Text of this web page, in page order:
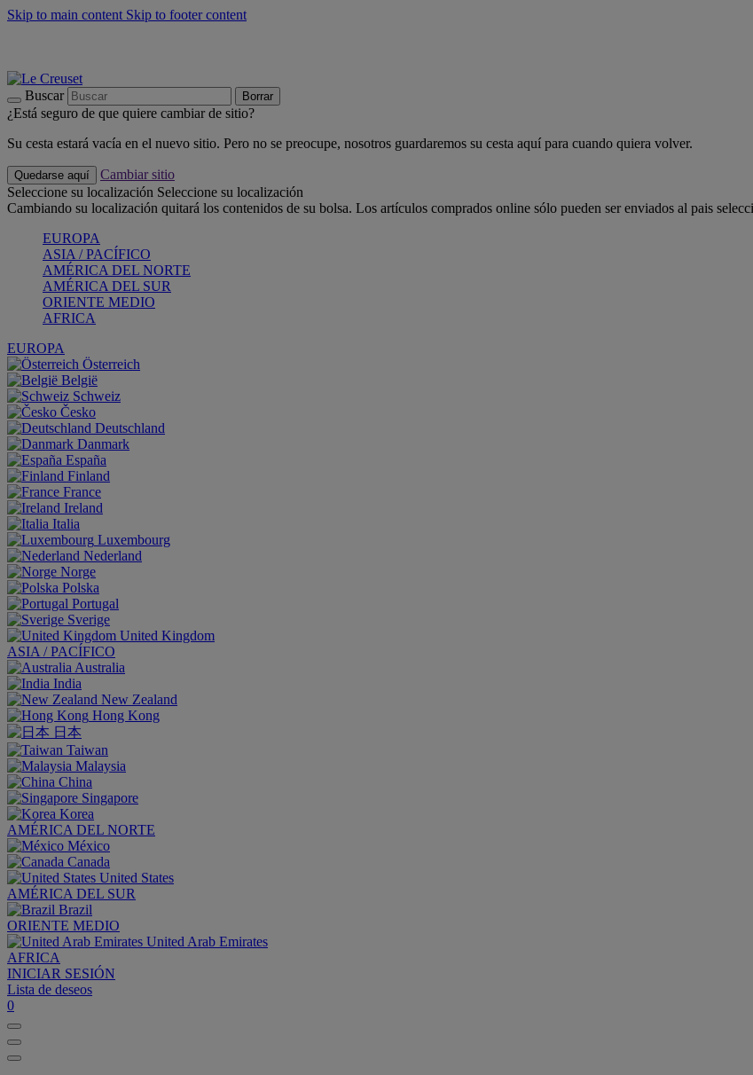
Skip to main content Skip to footer content
Buscar Borrar
¿Está seguro de que quiere cambiar de sitio?
Su cesta estará vacía en el nuevo sitio. Pero no se preocupe, nosotros guardaremos su cesta aquí para cuando quiera volver.
Quedarse aquí
Cambiar sitio
Seleccione su localización Seleccione su localización
Cambiando su localización quitará los contenidos de su bolsa. Los artículos comprados online sólo pueden ser enviados al pais
EUROPA
ASIA / PACÍFICO
AMÉRICA DEL NORTE
AMÉRICA DEL SUR
ORIENTE MEDIO
AFRICA
EUROPA
Österreich
België
Schweiz
Česko
Deutschland
Danmark
España
Finland
France
Ireland
Italia
Luxembourg
Nederland
Norge
Polska
Portugal
Sverige
United Kingdom
ASIA / PACÍFICO
Australia
India
New Zealand
Hong Kong
日本
Taiwan
Malaysia
China
Singapore
Korea
AMÉRICA DEL NORTE
México
Canada
United States
AMÉRICA DEL SUR
Brazil
ORIENTE MEDIO
United Arab Emirates
AFRICA
INICIAR SESIÓN
Lista de deseos
0